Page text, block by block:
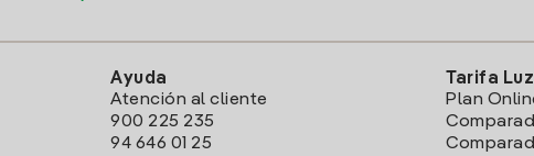
Ayuda
Atención al cliente
900 225 235
94 646 01 25
Tarifa Luz
Plan